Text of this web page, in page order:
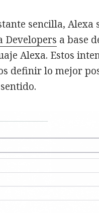
sencilla, Alexa
Developers a base
Alexa. Estos
definir lo mejor